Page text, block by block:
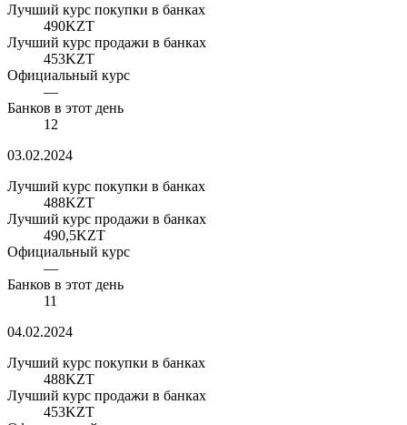
Лучший курс покупки в банках
490KZT
Лучший курс продажи в банках
453KZT
Официальный курс
—
Банков в этот день
12
03.02.2024
Лучший курс покупки в банках
488KZT
Лучший курс продажи в банках
490,5KZT
Официальный курс
—
Банков в этот день
11
04.02.2024
Лучший курс покупки в банках
488KZT
Лучший курс продажи в банках
453KZT